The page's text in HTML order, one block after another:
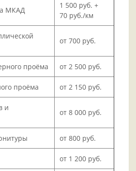
МКАД
1 500 руб. +
70 руб./км
от 700 руб.
проёма от 2 500 руб.
проёма от 2 150 руб.
и
от 8 000 руб.
от 800 руб.
от 1 200 руб.